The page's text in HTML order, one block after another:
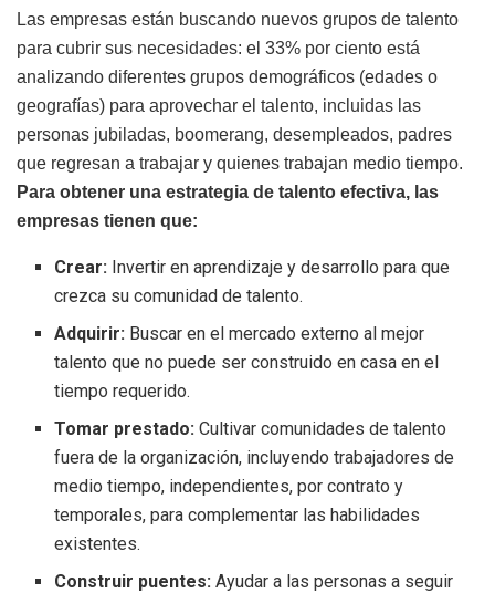
Las empresas están buscando nuevos grupos de talento
para cubrir sus necesidades: el 33% por ciento está
analizando diferentes grupos demográficos (edades o
geografías) para aprovechar el talento, incluidas las
personas jubiladas, boomerang, desempleados, padres
que regresan a trabajar y quienes trabajan medio tiempo.
Para obtener una estrategia de talento efectiva, las
empresas tienen que:
Crear: Invertir en aprendizaje y desarrollo para que
crezca su comunidad de talento.
Adquirir: Buscar en el mercado externo al mejor
talento que no puede ser construido en casa en el
tiempo requerido.
Tomar prestado: Cultivar comunidades de talento
fuera de la organización, incluyendo trabajadores de
medio tiempo, independientes, por contrato y
temporales, para complementar las habilidades
existentes.
Construir puentes: Ayudar a las personas a seguir